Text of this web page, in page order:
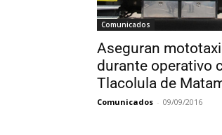
Comunicados
Aseguran
durante operativo
Tlacolula de
Comunicados - 09/09/2016